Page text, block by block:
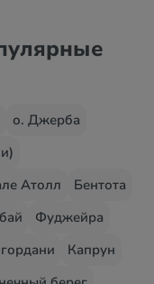
о. Джерба
Атолл
Бентота
Фуджейра
Капрун